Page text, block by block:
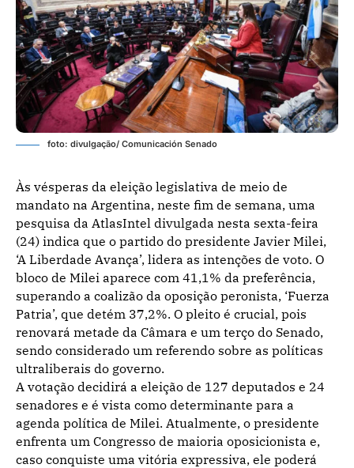
foto: divulgação/ Comunicación Senado
Às vésperas da eleição legislativa de meio de
mandato na Argentina, neste fim de semana, uma
pesquisa da AtlasIntel divulgada nesta sexta-feira
(24) indica que o partido do presidente Javier Milei,
‘A Liberdade Avança’, lidera as intenções de voto. O
bloco de Milei aparece com 41,1% da preferência,
superando a coalizão da oposição peronista, ‘Fuerza
Patria’, que detém 37,2%. O pleito é crucial, pois
renovará metade da Câmara e um terço do Senado,
sendo considerado um referendo sobre as políticas
ultraliberais do governo.
A votação decidirá a eleição de 127 deputados e 24
senadores e é vista como determinante para a
agenda política de Milei. Atualmente, o presidente
enfrenta um Congresso de maioria oposicionista e,
caso conquiste uma vitória expressiva, ele poderá